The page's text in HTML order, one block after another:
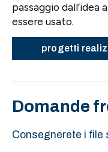
passaggio
essere usato.
progetti
Domande
Consegnerete i file